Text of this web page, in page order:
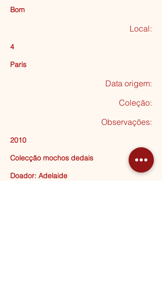
Bom
Local:
4
Paris
Data origem:
Coleção:
Observações:
2010
Colecção mochos dedais
Doador: Adelaide